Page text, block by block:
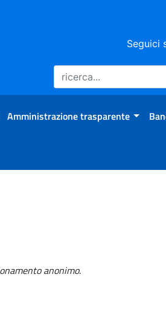
Seguici
Amministrazione trasparente
anonimo.